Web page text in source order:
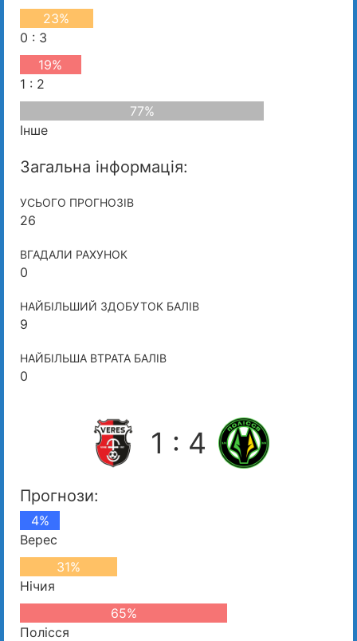
23%
0 : 3
19%
1 : 2
77%
Інше
Загальна інформація:
УСЬОГО ПРОГНОЗІВ
26
ВГАДАЛИ РАХУНОК
0
НАЙБІЛЬШИЙ ЗДОБУТОК БАЛІВ
9
НАЙБІЛЬША ВТРАТА БАЛІВ
0
1 : 4
Прогнози:
4%
Верес
31%
Нічия
65%
Полісся